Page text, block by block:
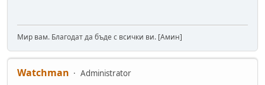
Мир вам. Благодат да бъде с всички ви. [Амин]
Watchman
Administrator